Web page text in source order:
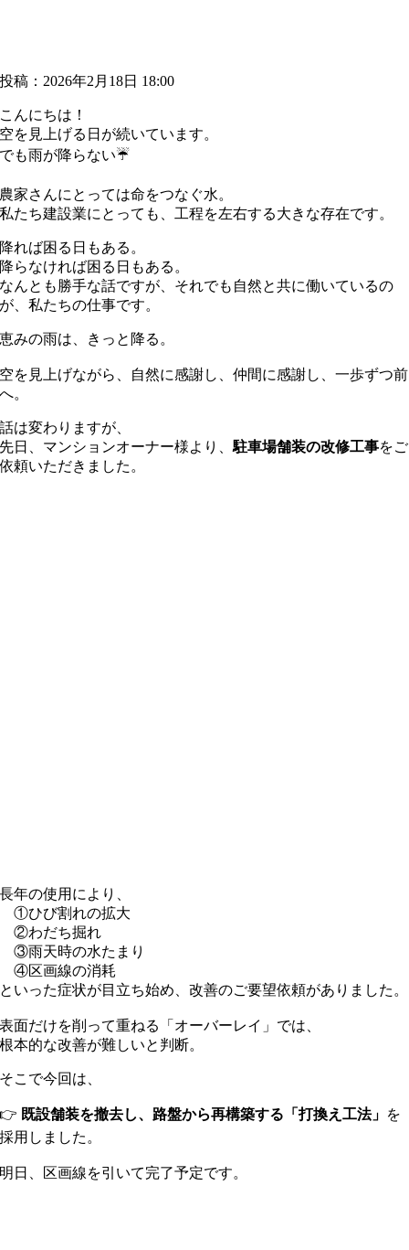
投稿：2026年2月18日 18:00
こんにちは！
空を見上げる日が続いています。
でも雨が降らない☔
農家さんにとっては命をつなぐ水。
私たち建設業にとっても、工程を左右する大きな存在です。
降れば困る日もある。
降らなければ困る日もある。
なんとも勝手な話ですが、それでも自然と共に働いているの
が、私たちの仕事です。
恵みの雨は、きっと降る。
空を見上げながら、自然に感謝し、仲間に感謝し、一歩ずつ前
へ。
話は変わりますが、
先日、マンションオーナー様より、駐車場舗装の改修工事をご
依頼いただきました。
長年の使用により、
①ひび割れの拡大
②わだち掘れ
③雨天時の水たまり
④区画線の消耗
といった症状が目立ち始め、改善のご要望依頼がありました。
表面だけを削って重ねる「オーバーレイ」では、
根本的な改善が難しいと判断。
そこで今回は、
👉 既設舗装を撤去し、路盤から再構築する「打換え工法」 を
採用しました。
明日、区画線を引いて完了予定です。